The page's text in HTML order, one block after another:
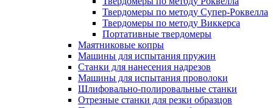
Твердомеры по методу Супер-Роквелла
Твердомеры по методу Виккерса
Портативные твердомеры
Маятниковые копры
Машины для испытания пружин
Станки для нанесения надрезов
Машины для испытания проволоки
Шлифовально-полировальные станки
Отрезные станки для резки образцов